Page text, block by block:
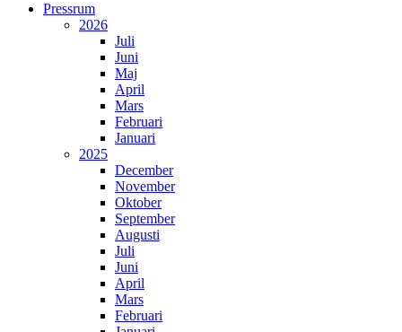
Pressrum
2026
Juli
Juni
Maj
April
Mars
Februari
Januari
2025
December
November
Oktober
September
Augusti
Juli
Juni
April
Mars
Februari